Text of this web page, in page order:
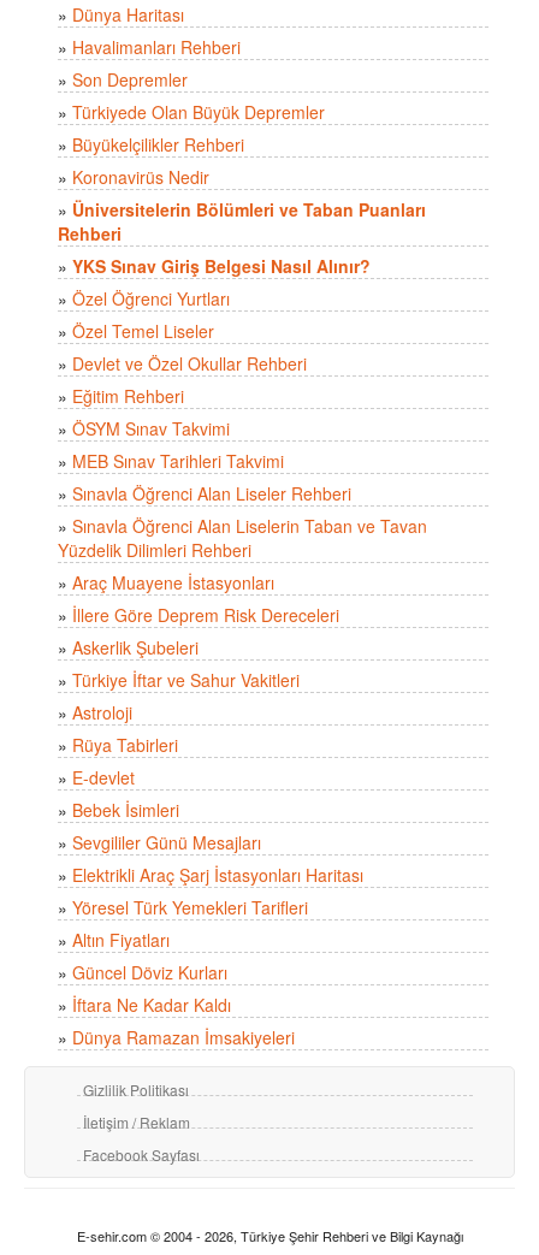
» Dünya Haritası
» Havalimanları Rehberi
» Son Depremler
» Türkiyede Olan Büyük Depremler
» Büyükelçilikler Rehberi
» Koronavirüs Nedir
» Üniversitelerin Bölümleri ve Taban Puanları
Rehberi
» YKS Sınav Giriş Belgesi Nasıl Alınır?
» Özel Öğrenci Yurtları
» Özel Temel Liseler
» Devlet ve Özel Okullar Rehberi
» Eğitim Rehberi
» ÖSYM Sınav Takvimi
» MEB Sınav Tarihleri Takvimi
» Sınavla Öğrenci Alan Liseler Rehberi
» Sınavla Öğrenci Alan Liselerin Taban ve Tavan
Yüzdelik Dilimleri Rehberi
» Araç Muayene İstasyonları
» İllere Göre Deprem Risk Dereceleri
» Askerlik Şubeleri
» Türkiye İftar ve Sahur Vakitleri
» Astroloji
» Rüya Tabirleri
» E-devlet
» Bebek İsimleri
» Sevgililer Günü Mesajları
» Elektrikli Araç Şarj İstasyonları Haritası
» Yöresel Türk Yemekleri Tarifleri
» Altın Fiyatları
» Güncel Döviz Kurları
» İftara Ne Kadar Kaldı
» Dünya Ramazan İmsakiyeleri
Gizlilik Politikası
İletişim / Reklam
Facebook Sayfası
E-sehir.com © 2004 - 2026, Türkiye Şehir Rehberi ve Bilgi Kaynağı